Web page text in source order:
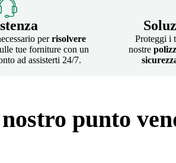
perrisolvere
tue forniture con un
ad assisterti 24/7.
Proteggi i
nostre
punto